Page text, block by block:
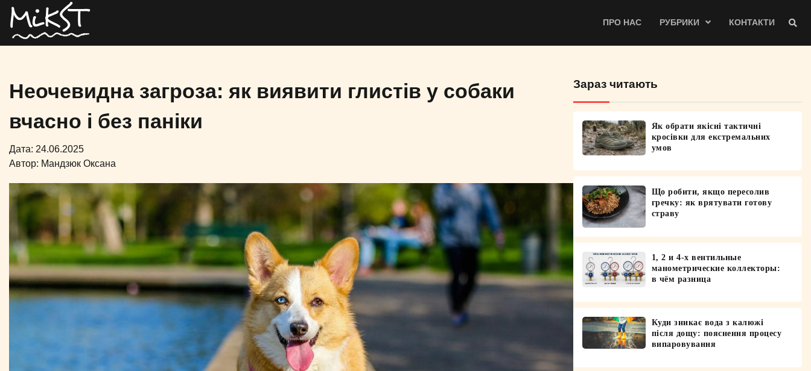
ПРО НАС РУБРИКИ КОНТАКТИ
Неочевидна загроза: як виявити глистів у собаки
вчасно і без паніки
Дата: 24.06.2025
Автор: Мандзюк Оксана
Зараз читають
Як обрати якісні тактичні
кросівки для екстремальних
умов
Що робити, якщо пересолив
гречку: як врятувати готову
страву
1, 2 и 4-х вентильные
манометрические коллекторы:
в чём разница
Куди зникає вода з калюжі
після дощу: пояснення процесу
випаровування